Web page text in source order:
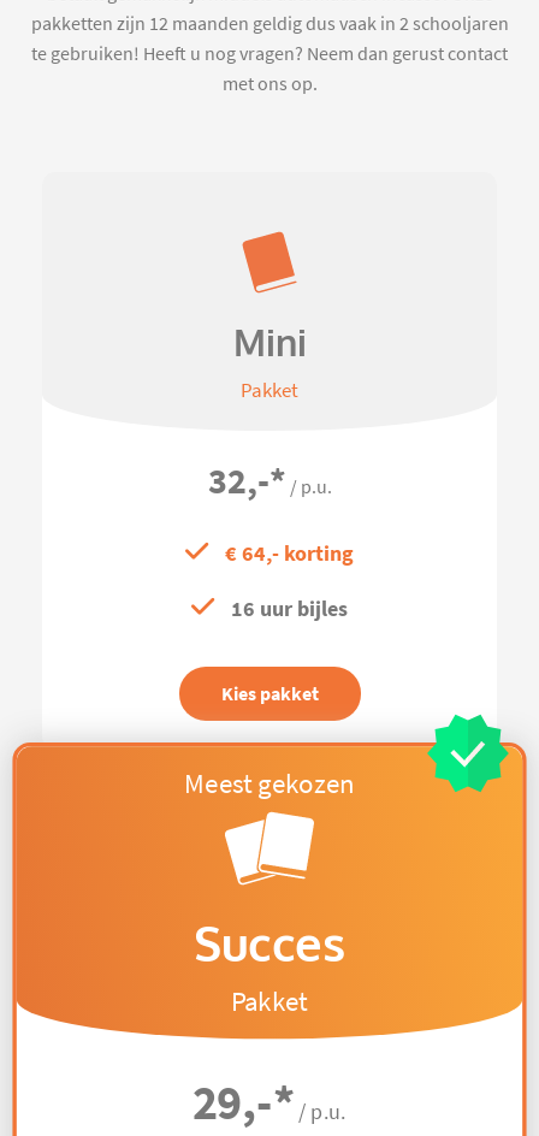
pakketten zijn 12 maanden geldig dus vaak in 2 schooljaren
te gebruiken! Heeft u nog vragen? Neem dan gerust contact
met ons op.
Mini
Pakket
32,-* / p.u.
€ 64,- korting
16 uur bijles
Kies pakket
Succes
Pakket
29,-* / p.u.